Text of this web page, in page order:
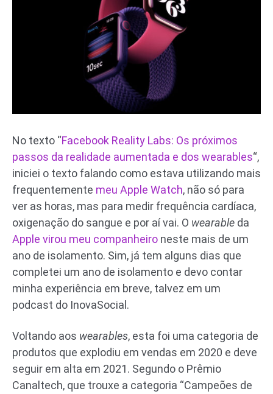
No texto “Facebook Reality Labs: Os próximos
passos da realidade aumentada e dos wearables“,
iniciei o texto falando como estava utilizando mais
frequentemente meu Apple Watch, não só para
ver as horas, mas para medir frequência cardíaca,
oxigenação do sangue e por aí vai. O wearable da
Apple virou meu companheiro neste mais de um
ano de isolamento. Sim, já tem alguns dias que
completei um ano de isolamento e devo contar
minha experiência em breve, talvez em um
podcast do InovaSocial.
Voltando aos wearables, esta foi uma categoria de
produtos que explodiu em vendas em 2020 e deve
seguir em alta em 2021. Segundo o Prêmio
Canaltech, que trouxe a categoria “Campeões de